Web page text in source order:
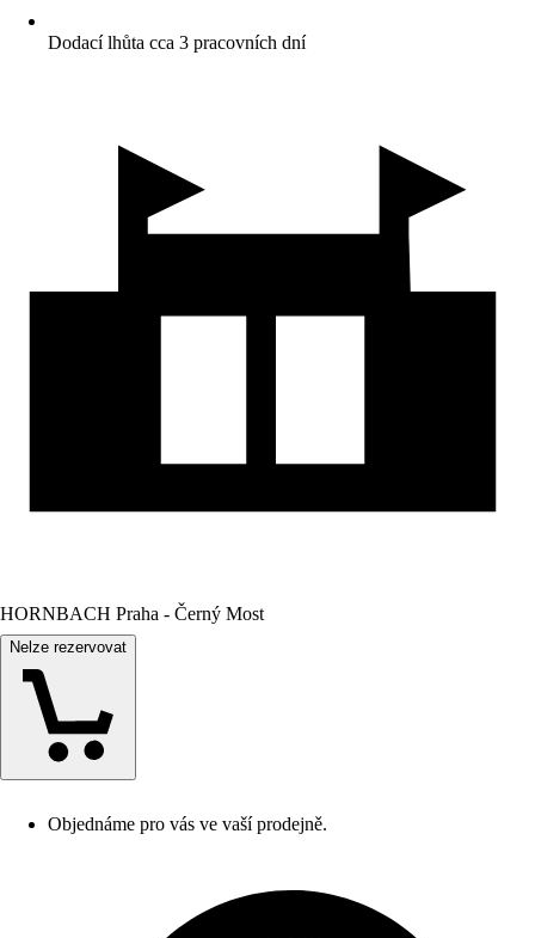
Dodací lhůta cca 3 pracovních dní
HORNBACH Praha - Černý Most
Nelze rezervovat
Objednáme pro vás ve vaší prodejně.